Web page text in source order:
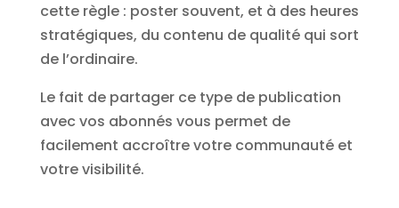
cette règle : poster souvent, et à des heures
stratégiques, du contenu de qualité qui sort
de l’ordinaire.
Le fait de partager ce type de publication
avec vos abonnés vous permet de
facilement accroître votre communauté et
votre visibilité.